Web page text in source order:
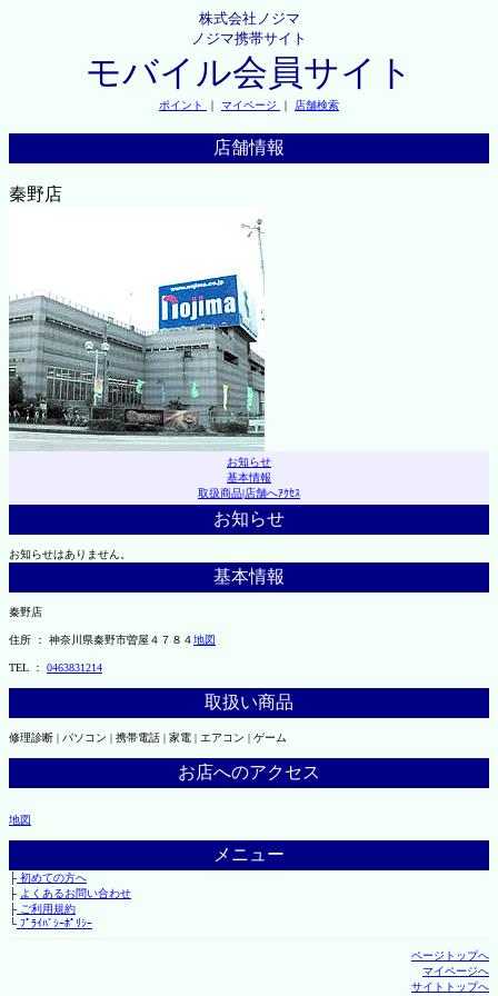
株式会社ノジマ
ノジマ携帯サイト
モバイル会員サイト
ポイント ｜ マイページ ｜ 店舗検索
店舗情報
秦野店
お知らせ
基本情報
取扱商品|店舗へｱｸｾｽ
お知らせ
お知らせはありません。
基本情報
秦野店
住所 ： 神奈川県秦野市曽屋４７８４地図
TEL ： 0463831214
取扱い商品
修理診断 | パソコン | 携帯電話 | 家電 | エアコン | ゲーム
お店へのアクセス
地図
メニュー
├初めての方へ
├ よくあるお問い合わせ
├ご利用規約
└ﾌﾟﾗｲﾊﾞｼｰﾎﾟﾘｼｰ
ページトップへ
マイページへ
サイトトップへ